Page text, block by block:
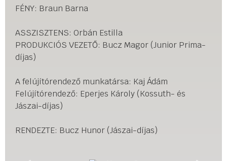
FÉNY: Braun Barna
ASSZISZTENS: Orbán Estilla
PRODUKCIÓS VEZETŐ: Bucz Magor (Junior Prima-
díjas)
A felújítórendező munkatársa: Kaj Ádám
Felújítórendező: Eperjes Károly (Kossuth- és
Jászai-díjas)
RENDEZTE: Bucz Hunor (Jászai-díjas)